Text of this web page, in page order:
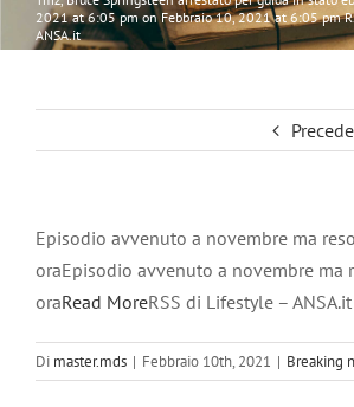
2021 at 6:05 pm on Febbraio 10, 2021 at 6:05 pm
ANSA.it
Episodio avvenuto a novembre ma
oraEpisodio avvenuto a novembre ma
oraRead MoreRSS di Lifestyle – ANSA.it
Di master.mds | Febbraio 10th, 2021 | Breaking